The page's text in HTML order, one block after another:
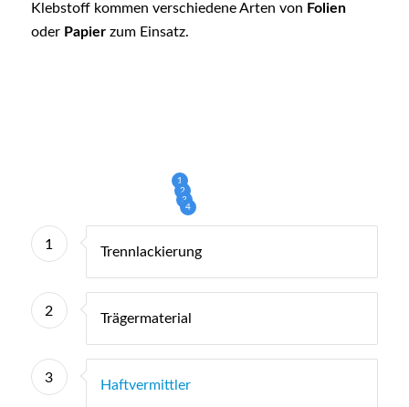
Klebstoff kommen verschiedene Arten von Folien
oder Papierzum Einsatz.
1
2
3
4
1 Trennlackierung
2 Trägermaterial
3 Haftvermittler